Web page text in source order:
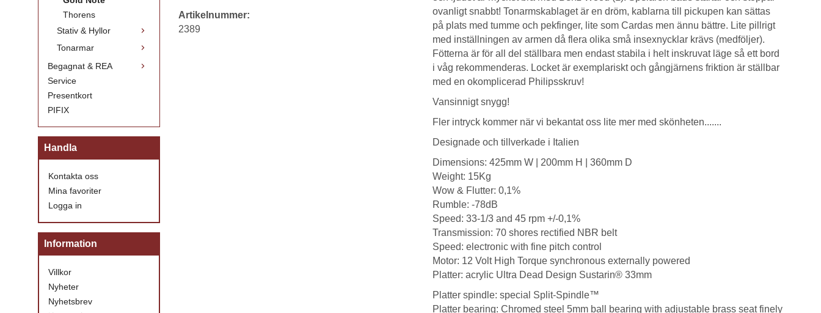
Thorens
Stativ & Hyllor
Tonarmar
Begagnat & REA
Service
Presentkort
PIFIX
Handla
Kontakta oss
Mina favoriter
Logga in
Information
Villkor
Nyheter
Nyhetsbrev
ovanligt snabbt! Tonarmskablaget är en dröm, kablarna till pickupen kan sättas
på plats med tumme och pekfinger, lite som Cardas men ännu bättre. Lite pillrigt
med inställningen av armen då flera olika små insexnycklar krävs (medföljer).
Fötterna är för all del ställbara men endast stabila i helt inskruvat läge så ett bord
i våg rekommenderas. Locket är exemplariskt och gångjärnens friktion är ställbar
med en okomplicerad Philipsskruv!
Vansinnigt snygg!
Fler intryck kommer när vi bekantat oss lite mer med skönheten.......
Designade och tillverkade i Italien
Dimensions: 425mm W | 200mm H | 360mm D
Weight: 15Kg
Wow & Flutter: 0,1%
Rumble: -78dB
Speed: 33-1/3 and 45 rpm +/-0,1%
Transmission: 70 shores rectified NBR belt
Speed: electronic with fine pitch control
Motor: 12 Volt High Torque synchronous externally powered
Platter: acrylic Ultra Dead Design Sustarin® 33mm
Platter spindle: special Split-Spindle™
Platter bearing: Chromed steel 5mm ball bearing with adjustable brass seat finely
Artikelnummer:
2389